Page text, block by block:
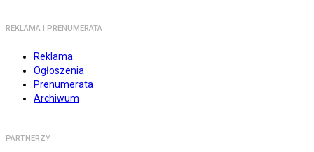
REKLAMA I PRENUMERATA
Reklama
Ogłoszenia
Prenumerata
Archiwum
PARTNERZY